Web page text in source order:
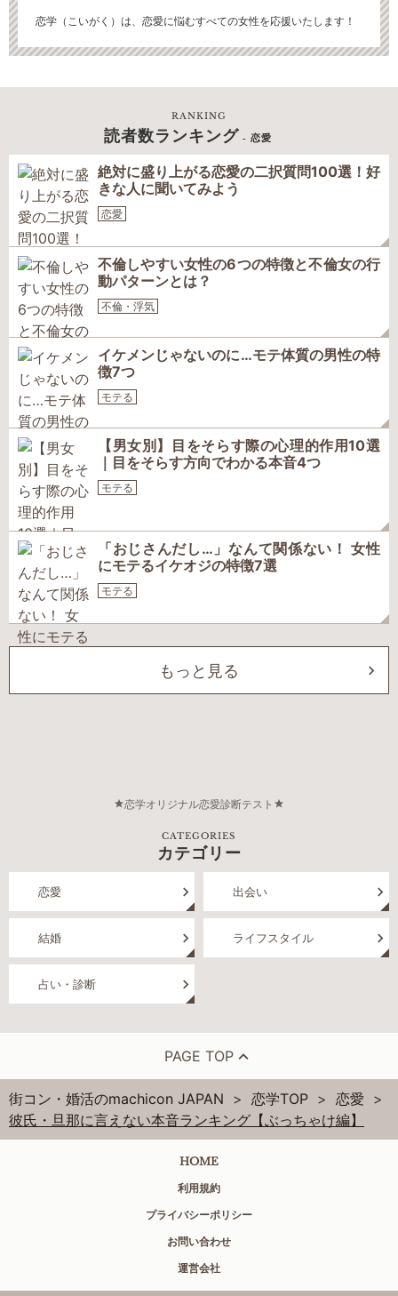
恋学（こいがく）は、恋愛に悩むすべての女性を応援いたします！
RANKING
読者数ランキング - 恋愛
絶対に盛り上がる恋愛の二択質問100選！好
きな人に聞いてみよう
恋愛
不倫しやすい女性の6つの特徴と不倫女の行
動パターンとは？
不倫・浮気
イケメンじゃないのに…モテ体質の男性の特
徴7つ
モテる
【男女別】目をそらす際の心理的作用10選
｜目をそらす方向でわかる本音4つ
モテる
「おじさんだし…」なんて関係ない！ 女性
にモテるイケオジの特徴7選
モテる
もっと見る
恋学オリジナル恋愛診断テスト
CATEGORIES
カテゴリー
恋愛 出会い
結婚 ライフスタイル
占い・診断
PAGE TOP
街コン・婚活のmachicon JAPAN 恋学TOP
恋愛
彼氏・旦那に言えない本音ランキング【ぶっちゃけ編】
HOME
利用規約
プライバシーポリシー
お問い合わせ
運営会社